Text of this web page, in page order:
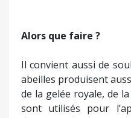
Alors que faire ?
Il convient aussi de
abeilles produisent
de la gelée royale, de
sont utilisés pour